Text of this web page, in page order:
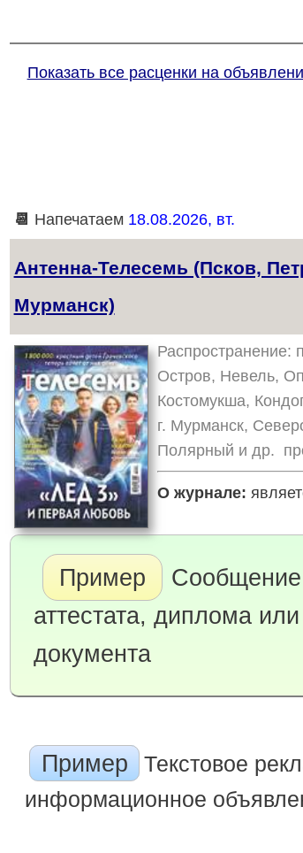
Показать все расценки на
📆 Напечатаем 18.08.2026, вт.
Антенна-Телесемь (Псков,
Мурманск)
Распространение:
Остров, Невель,
Костомукша,
г. Мурманск,
Полярный и др.
О журнале:
Пример
Сообщение
аттестата, диплома или
документа
Пример
Текстовое
информационное